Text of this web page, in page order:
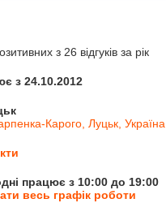
з 26 відгуків за рік
з 24.10.2012
Карого, Луцьк, Україна
працює з 10:00 до 19:00
весь графік роботи